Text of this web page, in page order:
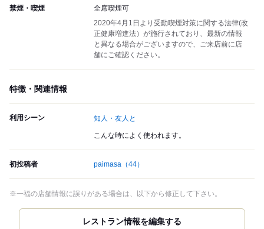
禁煙・喫煙
全席喫煙可
2020年4月1日より受動喫煙対策に関する法律(改
正健康増進法）が施行されており、最新の情報
と異なる場合がございますので、ご来店前に店
舗にご確認ください。
特徴・関連情報
利用シーン 知人・友人と
こんな時によく使われます。
初投稿者 paimasa （44）
※一福の店舗情報に誤りがある場合は、以下から修正して下さい。
レストラン情報を編集する